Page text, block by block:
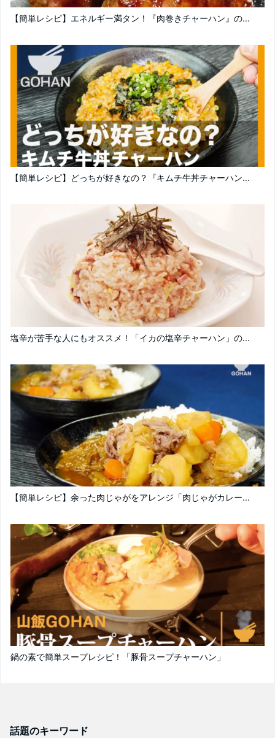
【簡単レシピ】エネルギー満タン！『肉巻きチャーハン』の...
【簡単レシピ】どっちが好きなの？『キムチ牛丼チャーハン...
塩辛が苦手な人にもオススメ！「イカの塩辛チャーハン」の...
【簡単レシピ】余った肉じゃがをアレンジ「肉じゃがカレー...
鍋の素で簡単スープレシピ！「豚骨スープチャーハン」
話題のキーワード